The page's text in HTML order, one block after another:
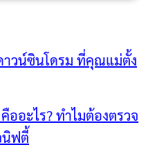
าวน์ซินโดรม ที่คุณแม่ตั้ง
อะไร? ทำไมต้องตรวจ
นิฟตี้